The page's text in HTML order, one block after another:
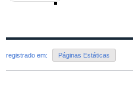
registrado em: Páginas Estáticas